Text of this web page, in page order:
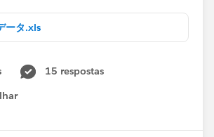
ータ.xls
15 respostas